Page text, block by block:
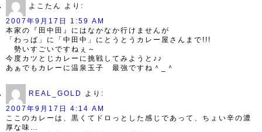
よこたん
より:
2007年9月17日 1:59 AM
本家の『田中田』にはなかなか行けませんが
「わっぱ」に「中田中」にとうとうカレー屋さんまで!!!
勢いすごいですねぇ～
今度カツとじカレーに挑戦してみようと♪♪
あぁでもカレーに温泉玉子 最強ですね＾_＾
REAL_GOLD
より:
2007年9月17日 4:14 AM
ここのカレーは、黒くてドロっとした感じであって、ちょい辛の濃
厚な味…